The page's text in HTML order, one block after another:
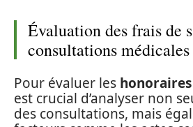
Évaluation des frais de
consultations médicales
Pour évaluer les honoraires
est crucial d’analyser non
des consultations, mais